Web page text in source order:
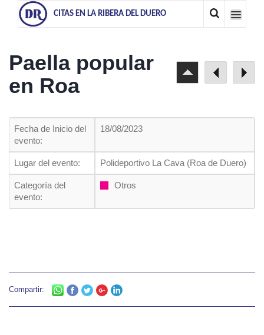
CITAS EN LA RIBERA DEL DUERO
Paella popular
en Roa
Fecha de Inicio del
evento:
18/08/2023
Lugar del evento: Polideportivo La Cava (Roa de Duero)
Categoría del
evento:
Otros
Compartir: